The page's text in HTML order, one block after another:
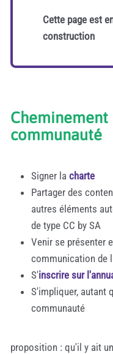
Cette page est
construction
Cheminement
communauté
Signer la charte
Partager des
autres éléments
de type CC by SA
Venir se présenter
communication de
S'inscrire sur
S'impliquer, autant
communauté
proposition : qu'il y ait